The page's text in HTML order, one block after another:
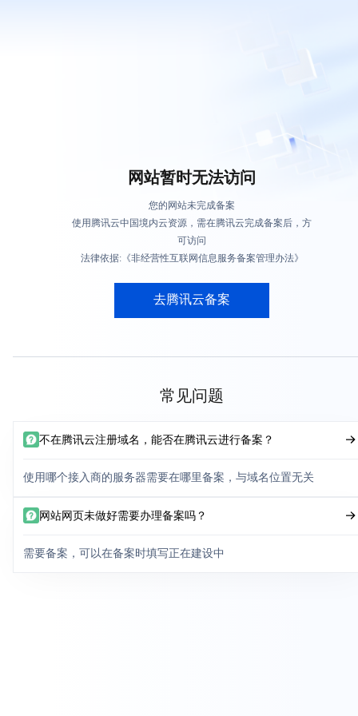
网站暂时无法访问
您的网站未完成备案
使用腾讯云中国境内云资源，需在腾讯云完成备案后，方
可访问
法律依据:《非经营性互联网信息服务备案管理办法》
去腾讯云备案
常见问题
不在腾讯云注册域名，能否在腾讯云进行备案？
使用哪个接入商的服务器需要在哪里备案，与域名位置无关
网站网页未做好需要办理备案吗？
需要备案，可以在备案时填写正在建设中